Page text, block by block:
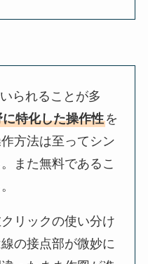
られることが多
特化した操作性を
方法は至ってシン
また無料であるこ
リックの使い分け
の接点部が微妙に